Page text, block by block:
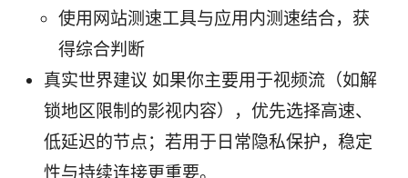
使用网站测速工具与应用内测速结合，获
得综合判断
真实世界建议 如果你主要用于视频流（如解
锁地区限制的影视内容），优先选择高速、
低延迟的节点；若用于日常隐私保护，稳定
性与持续连接更重要。